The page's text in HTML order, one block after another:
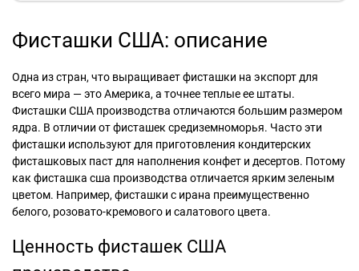
Фисташки США: описание
Одна из стран, что выращивает фисташки на экспорт для
всего мира — это Америка, а точнее теплые ее штаты.
Фисташки США производства отличаются большим размером
ядра. В отличии от фисташек средиземноморья. Часто эти
фисташки используют для приготовления кондитерских
фисташковых паст для наполнения конфет и десертов. Потому
как фисташка сша производства отличается ярким зеленым
цветом. Например, фисташки с ирана преимущественно
белого, розовато-кремового и салатового цвета.
Ценность фисташек США